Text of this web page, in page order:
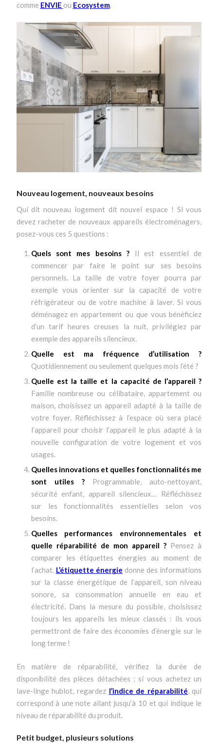
comme ENVIE ou Ecosystem.
Nouveau logement, nouveaux besoins
Qui dit nouveau logement dit nouvel espace ! Si vous
devez racheter de nouveaux appareils électroménagers,
posez-vous ces 5 questions :
Quels sont mes besoins ? Il est essentiel de
commencer par faire le point sur ses besoins
personnels. La taille de votre foyer pourra par
exemple vous orienter sur la capacité de votre
réfrigérateur ou de votre machine à laver. Si vous
déménagez en appartement ou que vous bénéficiez
d’un tarif heures creuses la nuit, privilégiez par
exemple des appareils silencieux.
Quelle est ma fréquence d’utilisation ?
Quotidiennement ou seulement quelques mois l’été ?
Quelle est la taille et la capacité de l’appareil ?
Famille nombreuse ou célibataire, appartement ou
maison, choisissez un appareil adapté à la taille de
votre foyer. Réfléchissez à l’espace où sera placé
l’appareil pour choisir l’appareil le plus adapté à la
nouvelle configuration de votre logement et vos
usages.
Quelles innovations et quelles fonctionnalités me
sont utiles ?Programmable, auto-nettoyant,
sécurité enfant, appareil silencieux… Réfléchissez
sur les fonctionnalités essentielles selon vos
besoins.
Quelles performances environnementales et
quelle réparabilité de mon appareil ? Pensez à
comparer les étiquettes énergies au moment de
l’achat. L’étiquette énergie donne des informations
sur la classe énergétique de l’appareil, son niveau
sonore, sa consommation annuelle en eau et
électricité. Dans la mesure du possible, choisissez
toujours les appareils les mieux classés : ils vous
permettront de faire des économies d’énergie sur le
long terme !
En matière de réparabilité, vérifiez la durée de
disponibilité des pièces détachées ; si vous achetez un
lave-linge hublot, regardez l’indice de réparabilité, qui
correspond à une note allant jusqu’à 10 et qui indique le
niveau de réparabilité du produit.
Petit budget, plusieurs solutions